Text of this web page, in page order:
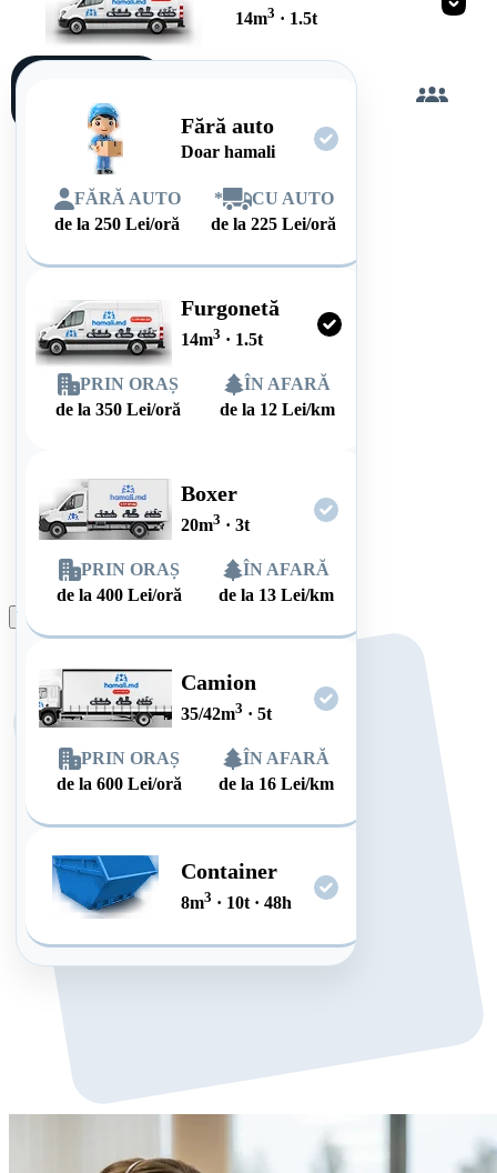
14m3 · 1.5t
Fără auto
Doar hamali
FĂRĂ AUTO
de la250 Lei/oră
*
CU AUTO
de la225 Lei/oră
Furgonetă
14m3 · 1.5t
PRIN ORAȘ
de la 350 Lei/oră
ÎN AFARĂ
de la 12 Lei/km
Boxer
20m3 · 3t
PRIN ORAȘ
de la400 Lei/oră
ÎN AFARĂ
de la 13 Lei/km
Camion
35/42m3 · 5t
PRIN ORAȘ
de la600 Lei/oră
ÎN AFARĂ
de la 16 Lei/km
Container
8m3 · 10t · 48h
singur
Plasează comanda